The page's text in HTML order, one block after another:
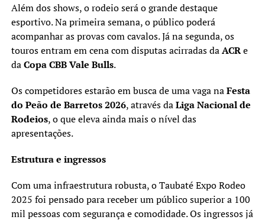
Além dos shows, o rodeio será o grande destaque
esportivo. Na primeira semana, o público poderá
acompanhar as provas com cavalos. Já na segunda, os
touros entram em cena com disputas acirradas daACRe
daCopa CBB Vale Bulls.
Os competidores estarão em busca de uma vaga naFesta
do Peão de Barretos 2026, através daLiga Nacional de
Rodeios, o que eleva ainda mais o nível das
apresentações.
Estrutura e ingressos
Com uma infraestrutura robusta, o Taubaté Expo Rodeo
2025 foi pensado para receber um público superior a 100
mil pessoas com segurança e comodidade. Os ingressos já